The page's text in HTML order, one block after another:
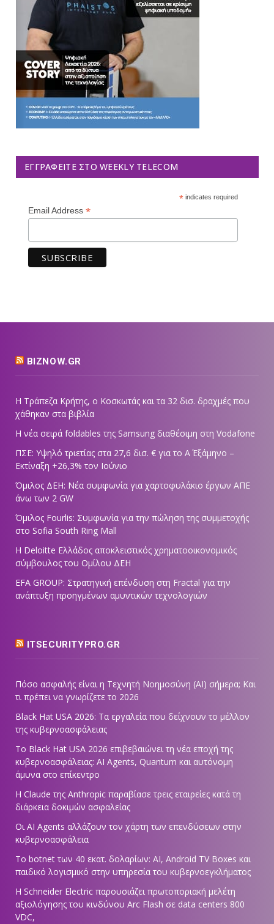
ΕΓΓΡΑΦΕΊΤΕ ΣΤΟ WEEKLY TELECOM
*indicates required
Email Address *
BIZNOW.GR
Η Τράπεζα Κρήτης, ο Κοσκωτάς και τα 32 δισ. δραχμές που
χάθηκαν στα βιβλία
Η νέα σειρά foldables της Samsung διαθέσιμη στη Vodafone
ΠΣΕ: Υψηλό τριετίας στα 27,6 δισ. € για το Α΄ Εξάμηνο –
Εκτίναξη +26,3% τον Ιούνιο
Όμιλος ΔΕΗ: Νέα συμφωνία για χαρτοφυλάκιο έργων ΑΠΕ
άνω των 2 GW
Όμιλος Fourlis: Συμφωνία για την πώληση της συμμετοχής
στο Sofia South Ring Mall
Η Deloitte Ελλάδος αποκλειστικός χρηματοοικονομικός
σύμβουλος του Ομίλου ΔΕΗ
EFA GROUP: Στρατηγική επένδυση στη Fractal για την
ανάπτυξη προηγμένων αμυντικών τεχνολογιών
ITSECURITYPRO.GR
Πόσο ασφαλής είναι η Τεχνητή Νοημοσύνη (AI) σήμερα; Και
τι πρέπει να γνωρίζετε το 2026
Black Hat USA 2026: Τα εργαλεία που δείχνουν το μέλλον
της κυβερνοασφάλειας
Το Black Hat USA 2026 επιβεβαιώνει τη νέα εποχή της
κυβερνοασφάλειας: AI Agents, Quantum και αυτόνομη
άμυνα στο επίκεντρο
Η Claude της Anthropic παραβίασε τρεις εταιρείες κατά τη
διάρκεια δοκιμών ασφαλείας
Οι AI Agents αλλάζουν τον χάρτη των επενδύσεων στην
κυβερνοασφάλεια
Το botnet των 40 εκατ. δολαρίων: AI, Android TV Boxes και
παιδικό λογισμικό στην υπηρεσία του κυβερνοεγκλήματος
Η Schneider Electric παρουσιάζει πρωτοποριακή μελέτη
αξιολόγησης του κινδύνου Arc Flash σε data centers 800
VDC,